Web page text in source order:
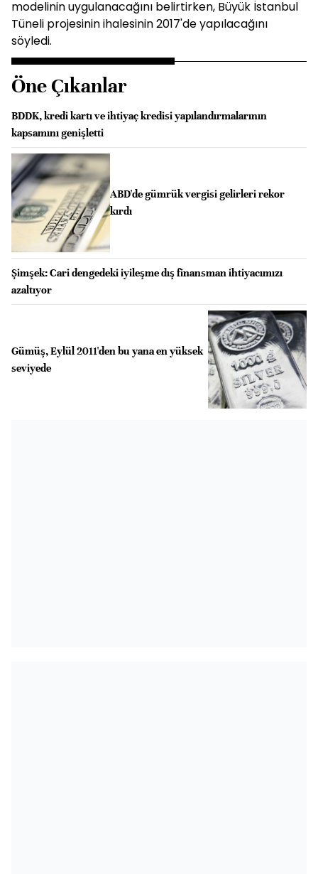
modelinin uygulanacağını belirtirken, Büyük İstanbul
Tüneli projesinin ihalesinin 2017'de yapılacağını
söyledi.
Öne Çıkanlar
BDDK, kredi kartı ve ihtiyaç kredisi yapılandırmalarının
kapsamını genişletti
ABD'de gümrük vergisi gelirleri rekor
kırdı
Şimşek: Cari dengedeki iyileşme dış finansman ihtiyacımızı
azaltıyor
Gümüş, Eylül 2011'den bu yana en yüksek
seviyede